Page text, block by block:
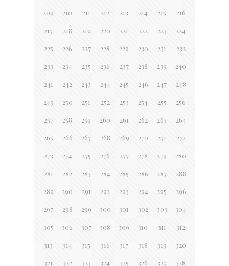
209 210 211 212 213 214 215 216
217 218 219 220 221 222 223 224
225 226 227 228 229 230 231 232
233 234 235 236 237 238 239 240
241 242 243 244 245 246 247 248
249 250 251 252 253 254 255 256
257 258 259 260 261 262 263 264
265 266 267 268 269 270 271 272
273 274 275 276 277 278 279 280
281 282 283 284 285 286 287 288
289 290 291 292 293 294 295 296
297 298 299 300 301 302 303 304
305 306 307 308 309 310 311 312
313 314 315 316 317 318 319 320
321 322 323 324 325 326 327 328